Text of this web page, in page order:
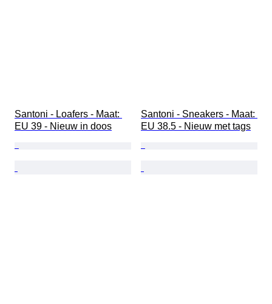
Santoni - Loafers - Maat:
EU 39 - Nieuw in doos
Santoni - Sneakers - Maat:
EU 38.5 - Nieuw met tags